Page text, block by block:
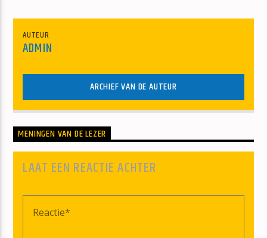
AUTEUR
ADMIN
ARCHIEF VAN DE AUTEUR
MENINGEN VAN DE LEZER
LAAT EEN REACTIE ACHTER